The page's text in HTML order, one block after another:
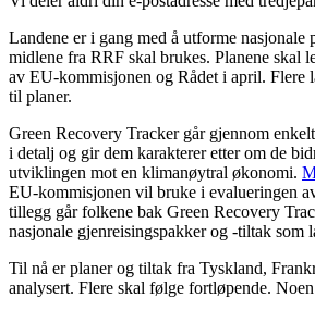
Landene er i gang med å utforme nasjonale
midlene fra RRF skal brukes. Planene skal
av EU-kommisjonen og Rådet i april. Flere
til planer.
Green Recovery Tracker går gjennom
i detalj og gir dem karakterer etter om de
utviklingen mot en klimanøytral økonomi.
EU-kommisjonen vil bruke i evalueringen
tillegg går folkene bak Green Recovery
nasjonale gjenreisingspakker og -tiltak som
Til nå er planer og tiltak fra Tyskland,
analysert. Flere skal følge fortløpende.